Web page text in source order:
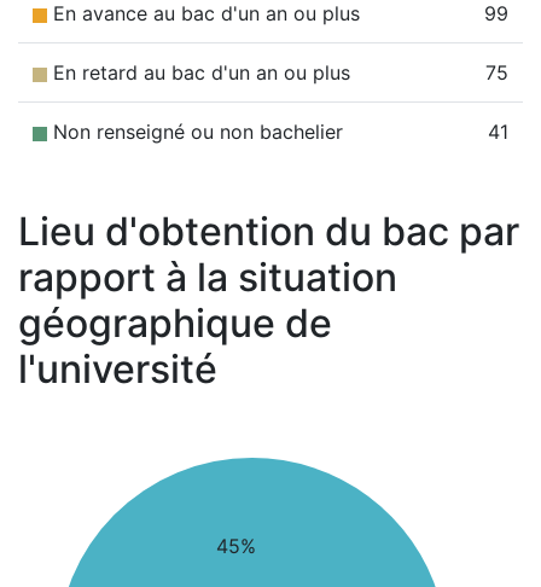
En avance au bac d'un an ou plus 99
En retard au bac d'un an ou plus 75
Non renseigné ou non bachelier 41
Lieu d'obtention du bac par
rapport à la situation
géographique de
l'université
45%